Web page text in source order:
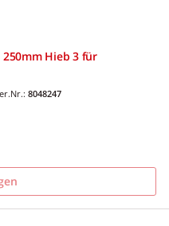
Hieb 3 für
8048247